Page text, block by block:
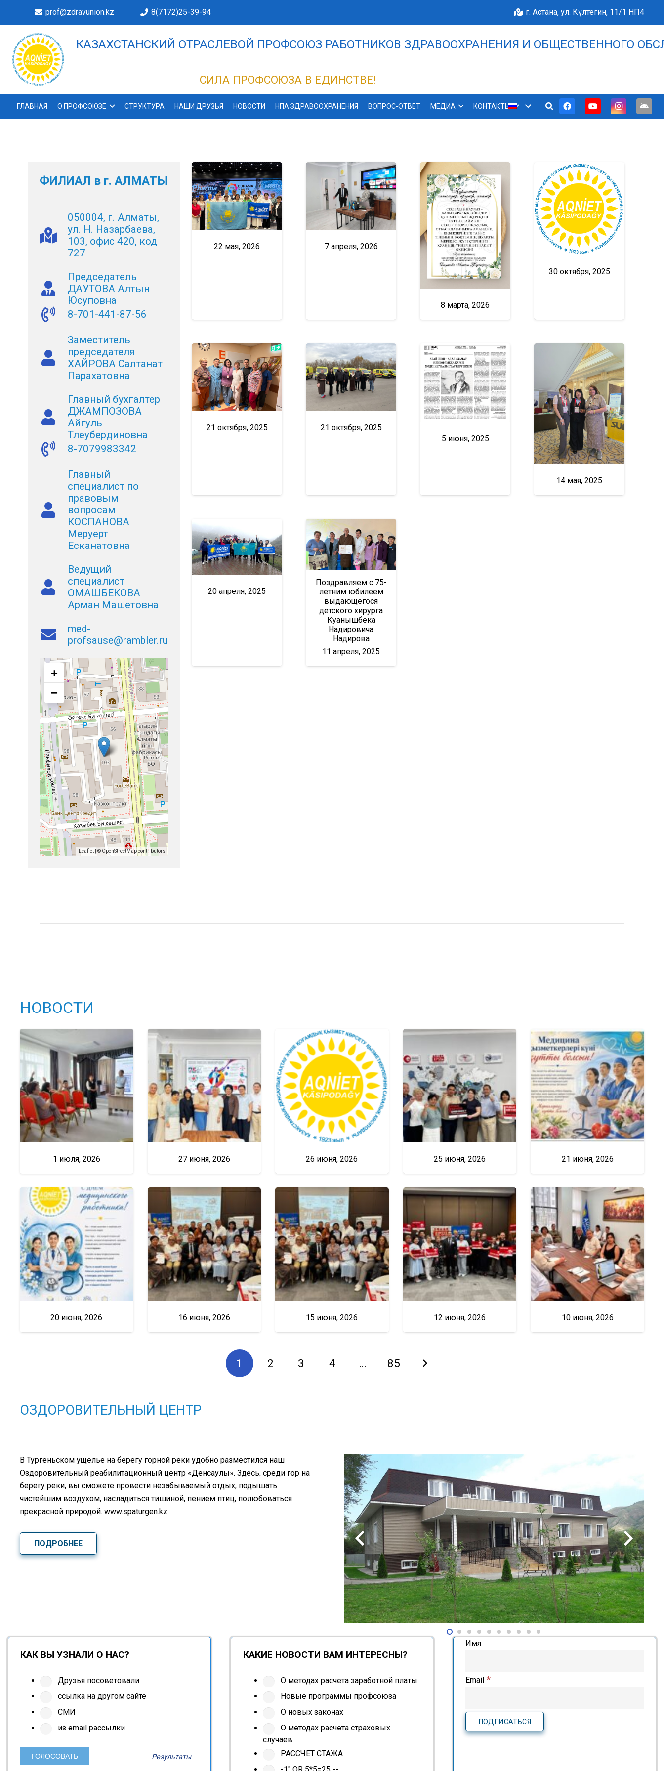
prof@zdravunion.kz 8(7172)25-39-94 г. Астана, ул. Күлтегин, 11/1 НП4
КАЗАХСТАНСКИЙ ОТРАСЛЕВОЙ ПРОФСОЮЗ РАБОТНИКОВ ЗДРАВООХРАНЕНИЯ И ОБЩЕСТВЕННОГО
СИЛА ПРОФСОЮЗА В ЕДИНСТВЕ!
ГЛАВНАЯ О ПРОФСОЮЗЕ СТРУКТУРА НАШИ ДРУЗЬЯ НОВОСТИ НПА ЗДРАВООХРАНЕНИЯ ВОПРОС-ОТВЕТ МЕДИА КОНТАКТЫ
ФИЛИАЛ в г. АЛМАТЫ
050004, г. Алматы,
ул. Н. Назарбаева,
103, офис 420, код
727
Председатель
ДАУТОВА Алтын
Юсуповна
8-701-441-87-56
Заместитель
председателя
ХАЙРОВА Салтанат
Парахатовна
Главный бухгалтер
ДЖАМПОЗОВА
Айгуль
Тлеубердиновна
8-7079983342
Главный
специалист по
правовым
вопросам
КОСПАНОВА
Меруерт
Есканатовна
Ведущий
специалист
ОМАШБЕКОВА
Арман Машетовна
med-
profsause@rambler.ru
+
−
Leaflet | © OpenStreetMapcontributors
22 мая, 2026 7 апреля, 2026
8 марта, 2026
30 октября, 2025
21 октября, 2025
21 октября, 2025
5 июня, 2025
14 мая, 2025
20 апреля, 2025
Поздравляем с 75-
летним юбилеем
выдающегося
детского хирурга
Куанышбека
Надировича
Надирова
11 апреля, 2025
НОВОСТИ
1 июля, 2026 27 июня, 2026 26 июня, 2026 25 июня, 2026 21 июня, 2026
20 июня, 2026 16 июня, 2026 15 июня, 2026 12 июня, 2026 10 июня, 2026
1 2 3 4 … 85
ОЗДОРОВИТЕЛЬНЫЙ ЦЕНТР
В Тургеньском ущелье на берегу горной реки удобно разместился наш
Оздоровительный реабилитационный центр «Денсаулық». Здесь, среди гор на
берегу реки, вы сможете провести незабываемый отдых, подышать
чистейшим воздухом, насладиться тишиной, пением птиц, полюбоваться
прекрасной природой. www.spaturgen.kz
ПОДРОБНЕЕ
КАК ВЫ УЗНАЛИ О НАС?
Друзья посоветовали
ссылка на другом сайте
СМИ
из email рассылки
Результаты
КАКИЕ НОВОСТИ ВАМ ИНТЕРЕСНЫ?
О методах расчета заработной платы
Новые программы профсоюза
О новых законах
О методах расчета страховых
случаев
РАССЧЕТ СТАЖА
Имя
Email*